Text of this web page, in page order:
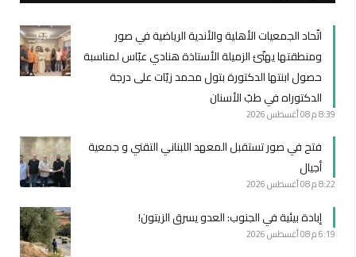
اتّحاد الجمعيات الأهلية والأندية الرياضية في صور
ومنطقتها يهنّئ الزميلة الأستاذة هنادي عبّاس لمناسبة
حصول ابنتها الدكتورة بتول محمد زيّات على درجة
الدكتوراه في طبّ الأسنان
8:39 م 08 أغسطس 2026
فتح في صور تستقبل المعهد اللبناني التقني و جمعية
أجيال
8:22 م 08 أغسطس 2026
إبادة بيئية في الجنوب: العدو يسرق الزيتون!
6:19 م 08 أغسطس 2026